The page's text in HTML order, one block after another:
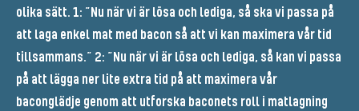
olika sätt. 1: ”Nu när vi är lösa och lediga, så ska vi passa på
att laga enkel mat med bacon så att vi kan maximera vår tid
tillsammans.” 2: ”Nu när vi är lösa och lediga, så kan vi passa
på att lägga ner lite extra tid på att maximera vår
baconglädje genom att utforska baconets roll i matlagning